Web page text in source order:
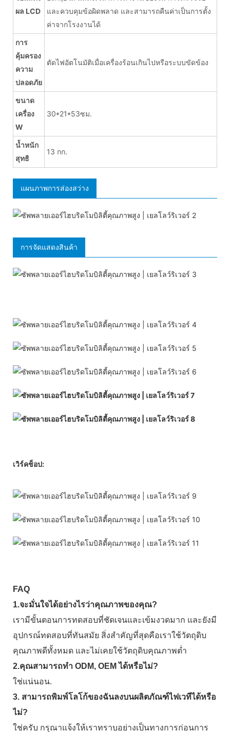
ผล LCD
และควบคุมข้อผิดพลาด และสามารถคืนค่าเป็นการตั้ง
ค่าจากโรงงานได้
การ
คุ้มครอง
ความ
ปลอดภัย
ตัดไฟอัตโนมัติเมื่อเครื่องร้อนเกินไปหรือระบบขัดข้อง
ขนาด
เครื่อง
W
30*21*53ซม.
น้ำหนัก
สุทธิ
13 กก.
แผนภาพการส่องสว่าง
การจัดแสดงสินค้า
เวิร์คช็อป:
FAQ
1.จะมั่นใจได้อย่างไรว่าคุณภาพของคุณ?
เรามีขั้นตอนการทดสอบที่ชัดเจนและเข้มงวดมาก และยังมี
อุปกรณ์ทดสอบที่ทันสมัย ​​สิ่งสำคัญที่สุดคือเราใช้วัตถุดิบ
คุณภาพดีทั้งหมด และไม่เคยใช้วัตถุดิบคุณภาพต่ำ
2.คุณสามารถทำ ODM, OEM ได้หรือไม่?
ใช่แน่นอน.
3. สามารถพิมพ์โลโก้ของฉันลงบนผลิตภัณฑ์ไฟเวทีได้หรือ
ไม่?
ใช่ครับ กรุณาแจ้งให้เราทราบอย่างเป็นทางการก่อนการ